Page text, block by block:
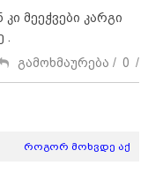
მეეჭვები კარგი
გამოხმაურება / 0 /
როგორ მოხვდე აქ